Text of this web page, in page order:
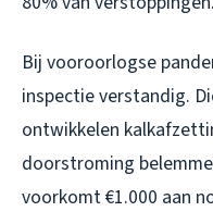
Bij vooroorlogse
inspectie verstandig.
ontwikkelen
doorstroming
voorkomt €1.000 aan